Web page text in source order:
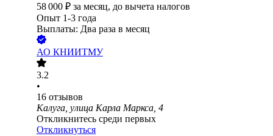
58 000 ₽ за месяц, до вычета налогов
Опыт 1-3 года
Выплаты: Два раза в месяц
АО КНИИТМУ
3.2
•
16 отзывов
Калуга, улица Карла Маркса, 4
Откликнитесь среди первых
Откликнуться